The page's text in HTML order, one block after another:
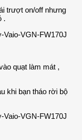
trượt on/off nhưng
.
quạt làm mát ,
khi bạn tháo rời bộ